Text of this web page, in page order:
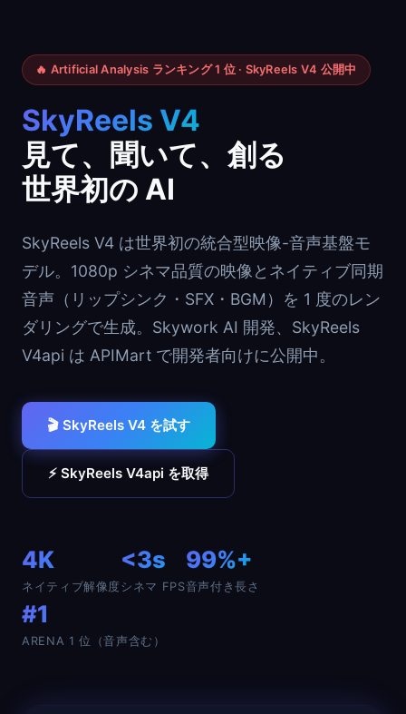
🔥 Artificial Analysis ランキング 1 位 · SkyReels V4 公開中
SkyReels V4
見て、聞いて、創る
世界初の AI
SkyReels V4 は世界初の統合型映像-音声基盤モ
デル。1080p シネマ品質の映像とネイティブ同期
音声（リップシンク・SFX・BGM）を 1 度のレン
ダリングで生成。Skywork AI 開発、SkyReels
V4api は APIMart で開発者向けに公開中。
🎬 SkyReels V4 を試す
⚡ SkyReels V4api を取得
4K
ネイティブ解像度
<3s
シネマ FPS
99%+
音声付き長さ
#1
ARENA 1 位（音声含む）